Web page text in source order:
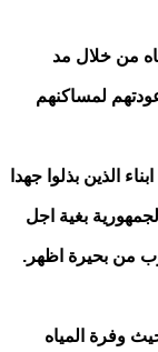
من خلال مد
لمساكنهم
الذين بذلوا جهدا
بغية اجل
من بحيرة اظهر.
وفرة المياه